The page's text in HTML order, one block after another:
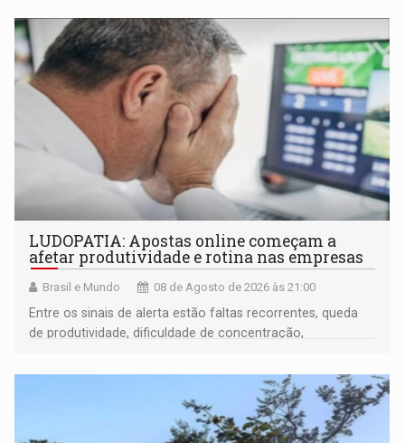
LUDOPATIA: Apostas online começam a
afetar produtividade e rotina nas empresas
Brasil e Mundo 08 de Agosto de 2026 às 21:00
Entre os sinais de alerta estão faltas recorrentes, queda
de produtividade, dificuldade de concentração,